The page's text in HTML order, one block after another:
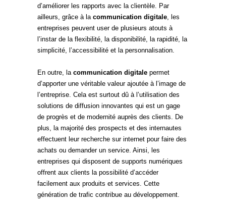
d’améliorer les rapports avec la clientèle. Par
ailleurs, grâce à la communication digitale , les
entreprises peuvent user de plusieurs atouts à
l’instar de la flexibilité, la disponibilité, la rapidité, la
simplicité, l’accessibilité et la personnalisation.
En outre, la communication digitale permet
d’apporter une véritable valeur ajoutée à l’image de
l’entreprise. Cela est surtout dû à l’utilisation des
solutions de diffusion innovantes qui est un gage
de progrès et de modernité auprès des clients. De
plus, la majorité des prospects et des internautes
effectuent leur recherche sur internet pour faire des
achats ou demander un service. Ainsi, les
entreprises qui disposent de supports numériques
offrent aux clients la possibilité d’accéder
facilement aux produits et services. Cette
génération de trafic contribue au développement.